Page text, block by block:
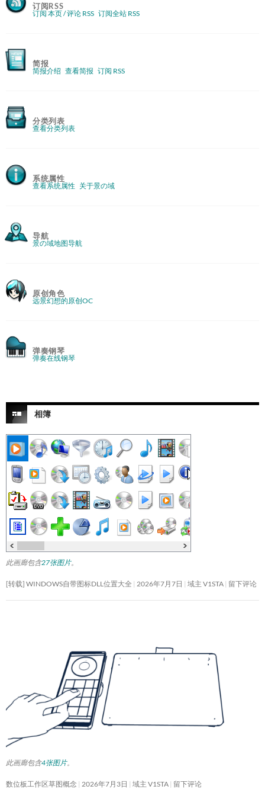
订阅RSS
订阅 本页 / 评论 RSS 订阅全站 RSS
简报
简报介绍 查看简报 订阅 RSS
分类列表
查看分类列表
系统属性
查看系统属性 关于景の域
导航
景の域地图导航
原创角色
远景幻想的原创OC
弹奏钢琴
弹奏在线钢琴
相簿
此画廊包含27张图片。
[转载] WINDOWS自带图标DLL位置大全 2026年7月7日 域主 V1STA 留下评论
此画廊包含4张图片。
数位板工作区草图概念 2026年7月3日 域主 V1STA 留下评论